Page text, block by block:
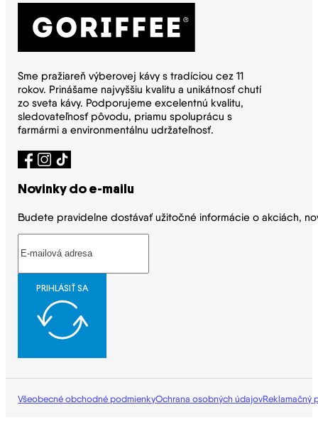
Sme pražiareň výberovej kávy s tradíciou cez 11
rokov. Prinášame najvyššiu kvalitu a unikátnosť chutí
zo sveta kávy. Podporujeme excelentnú kvalitu,
sledovateľnosť pôvodu, priamu spoluprácu s
farmármi a environmentálnu udržateľnosť.
Novinky do e-mailu
Budete pravidelne dostávať užitočné informácie o akciách,
PRIHLÁSIŤ SA
Všeobecné obchodné podmienkyOchrana osobných údajovReklamačný